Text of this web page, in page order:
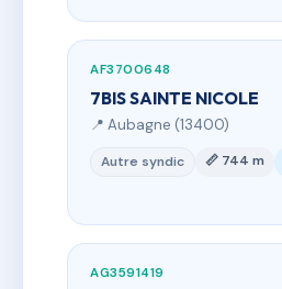
AF3700648
7BIS SAINTE NICOLE
📍 Aubagne (13400)
Autre syndic 📏 744 m
AG3591419